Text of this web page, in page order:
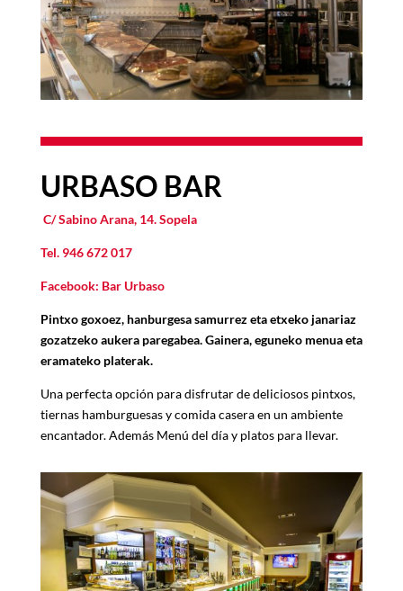
URBASO BAR
C/ Sabino Arana, 14. Sopela
Tel. 946 672 017
Facebook: Bar Urbaso
Pintxo goxoez, hanburgesa samurrez eta etxeko janariaz
gozatzeko aukera paregabea. Gainera, eguneko menua eta
eramateko platerak.
Una perfecta opción para disfrutar de deliciosos pintxos,
tiernas hamburguesas y comida casera en un ambiente
encantador. Además Menú del día y platos para llevar.